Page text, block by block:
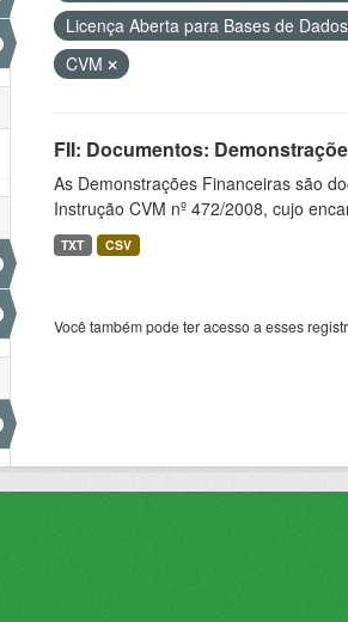
Licença Aberta para Bases de
CVM
FII: Documentos:
As Demonstrações Financeiras são
Instrução CVM nº 472/2008, cujo
TXT CSV
Você também pode ter acesso a esses